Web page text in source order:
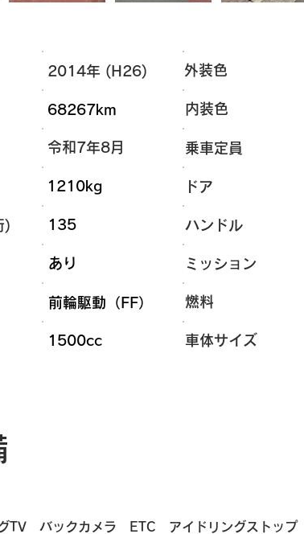
2014年 (H26) 外装色
68267km 内装色
令和7年8月 乗車定員
ドア
1210kg
ハンドル
135
)
ミッション
あり
燃料
前輪駆動（FF）
​車体サイズ
1500cc
TV　バックカメラ　ETC　アイドリングストップ